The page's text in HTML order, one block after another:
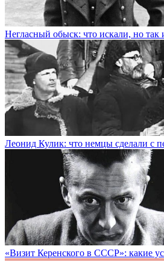
Негласный обыск: что искали, но
Леонид Кулик: что немцы сделали с
«Визит Керенского в СССР»: какие